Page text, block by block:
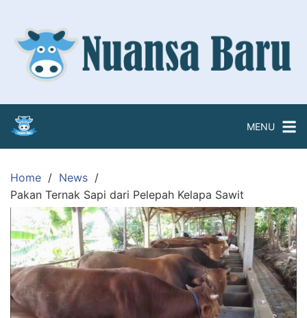
content
MENU
Home
News
Pakan Ternak Sapi dari Pelepah Kelapa Sawit